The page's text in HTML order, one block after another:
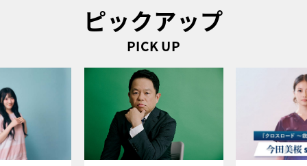
ピックアップ
PICK UP